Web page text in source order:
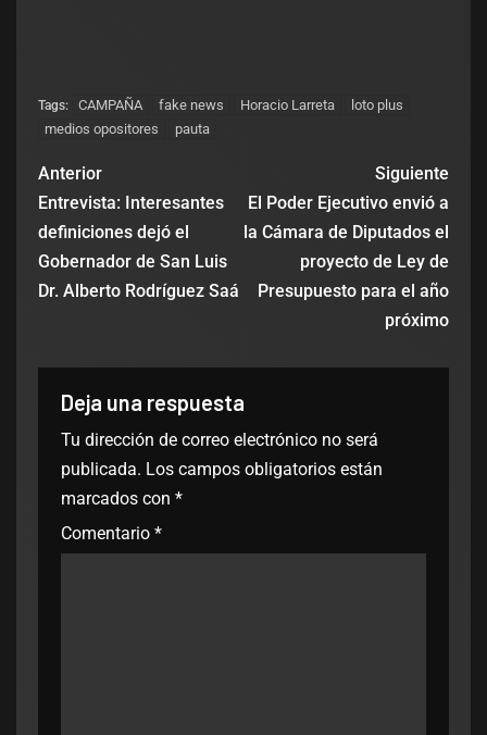
Tags: CAMPAÑA fake news Horacio Larreta
loto plus
medios opositores
pauta
Anterior
Entrevista: Interesantes
definiciones dejó el
Gobernador de San Luis
Dr. Alberto Rodríguez Saá
Siguiente
El Poder Ejecutivo envió a
la Cámara de Diputados el
proyecto de Ley de
Presupuesto para el año
próximo
Deja una respuesta
Tu dirección de correo electrónico no será
publicada. Los campos obligatorios están
marcados con *
Comentario *